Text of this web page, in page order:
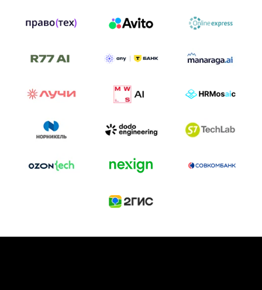
к построению бизнеса и созданию технологий под
И БИТВА АГЕНТОВ